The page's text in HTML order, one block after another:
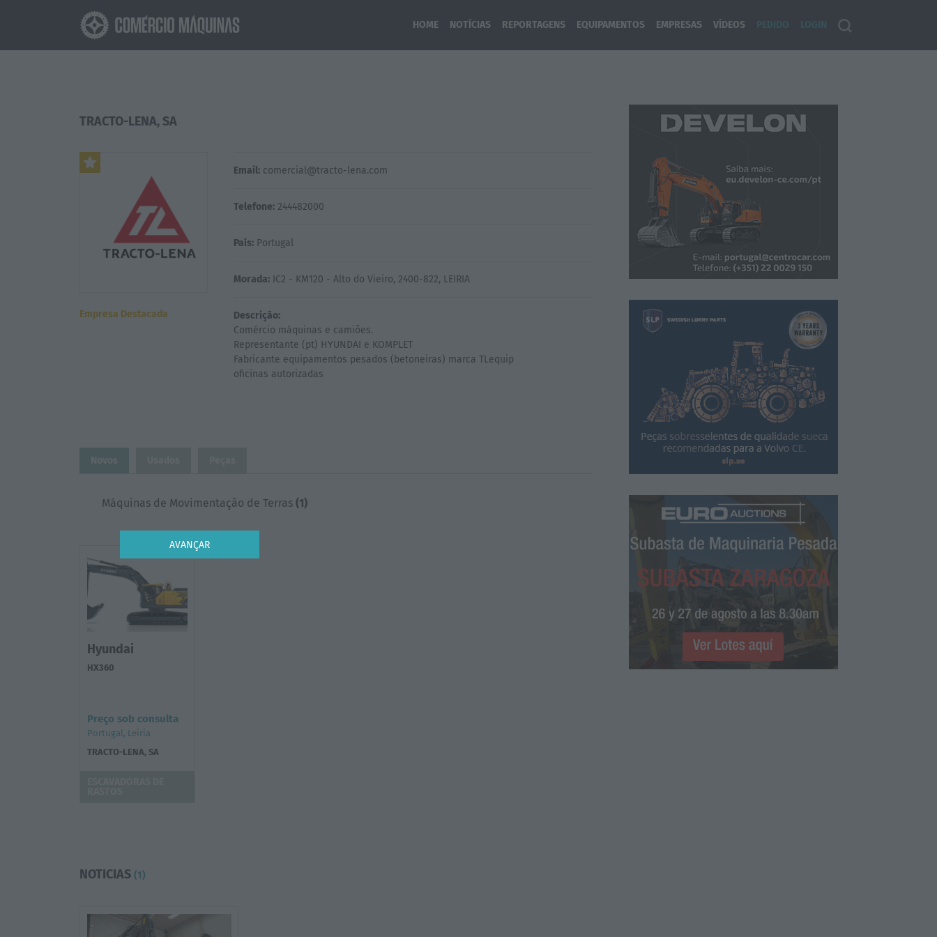
AVANÇAR
HOME NOTÍCIAS REPORTAGENS EQUIPAMENTOS EMPRESAS VÍDEOS
TRACTO-LENA, SA
Empresa Destacada
Email:comercial@tracto-lena.com
Telefone:244482000
País:Portugal
Morada:IC2 - KM120 - Alto do Vieiro, 2400-822, LEIRIA
Descrição:
Comércio máquinas e camiões.
Representante (pt) HYUNDAI e KOMPLET
Fabricante equipamentos pesados (betoneiras) marca TLequip
Máquinas de Movimentação de Terras (1)
Hyundai
HX360
Preço sob consulta
Portugal, Leiria
TRACTO-LENA, SA
NOTICIAS (1)